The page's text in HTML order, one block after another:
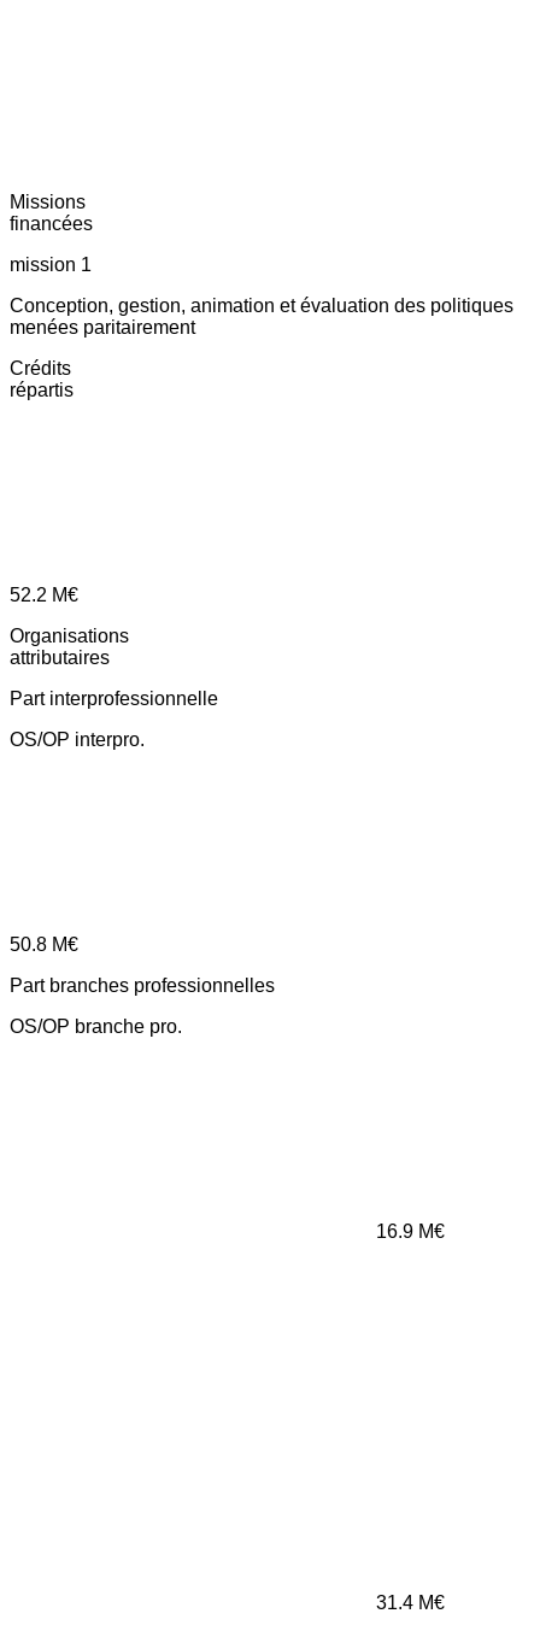
Missions
financées
mission 1
Conception, gestion, animation et évaluation des politiques
menées paritairement
Crédits
répartis
52.2 M€
Organisations
attributaires
Part interprofessionnelle
OS/OP interpro.
50.8 M€
Part branches professionnelles
OS/OP branche pro.
16.9 M€
31.4 M€